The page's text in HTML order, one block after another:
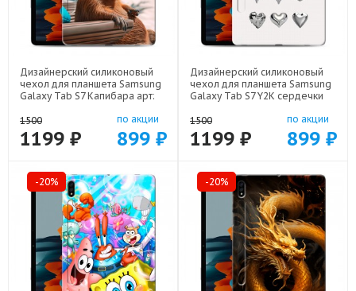
Дизайнерский силиконовый
чехол для планшета Samsung
Galaxy Tab S7 Капибара арт:
1500
1199 ₽
по акции
899 ₽
Дизайнерский силиконовый
чехол для планшета Samsung
Galaxy Tab S7 Y2K сердечки
1500
1199 ₽
по акции
899 ₽
-20% -20%